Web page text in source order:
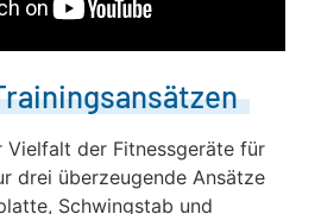
Vielfalt der Fitnessgeräte für
drei überzeugende Ansätze
Schwingstab und